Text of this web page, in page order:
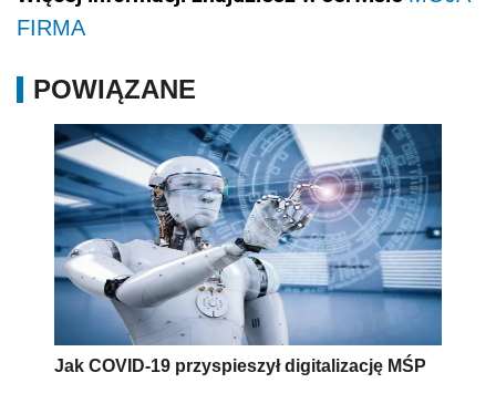
FIRMA
POWIĄZANE
Jak COVID-19 przyspieszył digitalizację MŚP